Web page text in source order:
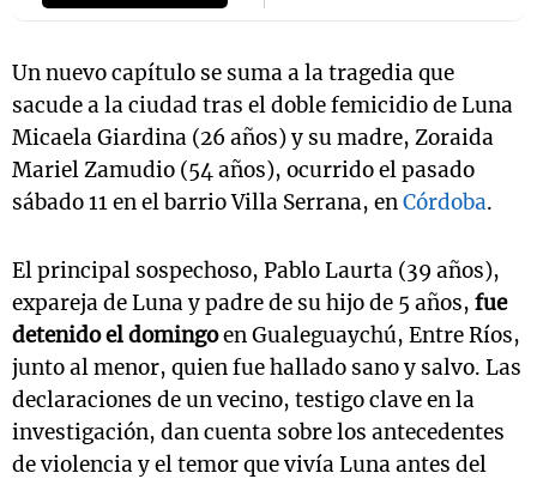
Un nuevo capítulo se suma a la tragedia que
sacude a la ciudad tras el doble femicidio de Luna
Micaela Giardina (26 años) y su madre, Zoraida
Mariel Zamudio (54 años), ocurrido el pasado
sábado 11 en el barrio Villa Serrana, enCórdoba.
El principal sospechoso, Pablo Laurta (39 años),
expareja de Luna y padre de su hijo de 5 años, fue
detenido el domingoen Gualeguaychú, Entre Ríos,
junto al menor, quien fue hallado sano y salvo. Las
declaraciones de un vecino, testigo clave en la
investigación, dan cuenta sobre los antecedentes
de violencia y el temor que vivía Luna antes del